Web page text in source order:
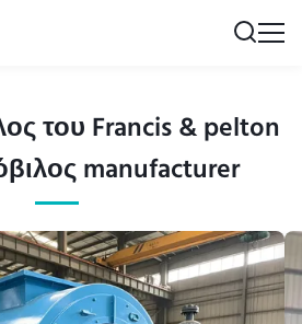
του Francis & pelton
manufacturer